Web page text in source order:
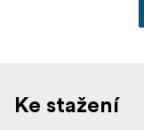
Ke stažení